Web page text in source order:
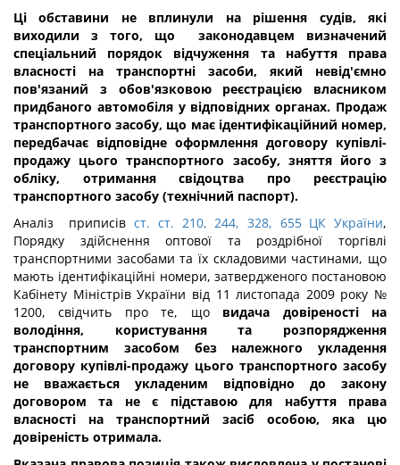
Ці обставини не вплинули на рішення судів, які
виходили з того, що
законодавцем визначений
спеціальний порядок відчуження та набуття права
власності на транспортні засоби, який невід'ємно
пов'язаний з обов'язковою реєстрацією власником
придбаного автомобіля у відповідних органах. Продаж
транспортного засобу, що має ідентифікаційний номер,
передбачає відповідне оформлення договору купівлі-
продажу цього транспортного засобу, зняття його з
обліку, отримання свідоцтва про реєстрацію
транспортного засобу (технічний паспорт).
Аналіз приписівст. ст. 210, 244, 328, 655 ЦК України,
Порядку здійснення оптової та роздрібної торгівлі
транспортними засобами та їх складовими частинами, що
мають ідентифікаційні номери, затвердженого постановою
Кабінету Міністрів України від 11 листопада 2009 року №
1200, свідчить про те, що видача довіреності на
володіння, користування та розпорядження
транспортним засобом без належного укладення
договору купівлі-продажу цього транспортного засобу
не вважається укладеним відповідно до закону
договором та не є підставою для набуття права
власності на транспортний засіб особою, яка цю
довіреність отримала.